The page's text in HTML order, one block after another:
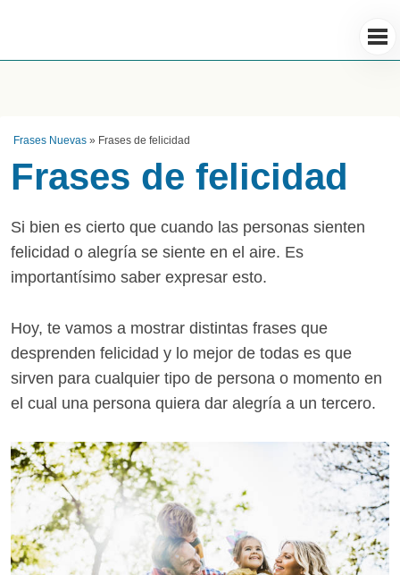
Frases Nuevas » Frases de felicidad
Frases de felicidad
Si bien es cierto que cuando las personas sienten
felicidad o alegría se siente en el aire. Es
importantísimo saber expresar esto.
Hoy, te vamos a mostrar distintas frases que
desprenden felicidad y lo mejor de todas es que
sirven para cualquier tipo de persona o momento en
el cual una persona quiera dar alegría a un tercero.